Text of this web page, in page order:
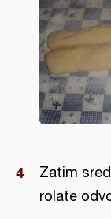
Zatim
rolate